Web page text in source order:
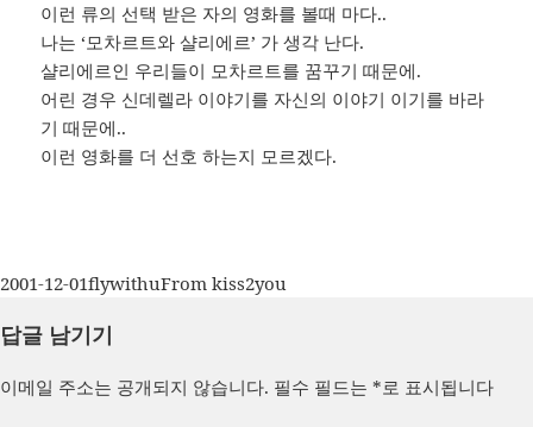
이런 류의 선택 받은 자의 영화를 볼때 마다..
나는 ‘모차르트와 샬리에르’ 가 생각 난다.
샬리에르인 우리들이 모차르트를 꿈꾸기 때문에.
어린 경우 신데렐라 이야기를 자신의 이야기 이기를 바라
기 때문에..
이런 영화를 더 선호 하는지 모르겠다.
작
일
2001-12-01글
이
flywithu카
From kiss2you
답글 남기기
이메일 주소는 공개되지 않습니다. 필수 필드는 *로 표시됩니다